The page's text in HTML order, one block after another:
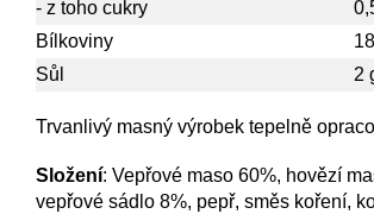
- z toho cukry
Bílkoviny
Sůl
2
Trvanlivý masný výrobek tepelně
Složení: Vepřové maso 60%, hovězí
vepřové sádlo 8%, pepř, směs koření,